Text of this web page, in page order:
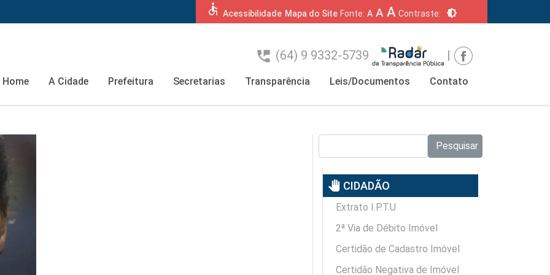
accessible Acessibilidade Mapa do Site Fonte: A A A Contraste: brightness_6
perm_phone_msg (64) 9 9332-5739 |
Home A Cidade Prefeitura Secretarias Transparência Leis/Documentos Contato
Pesquisar
pan_tool CIDADÃO
Extrato I.P.T.U
2ª Via de Débito Imóvel
Certidão de Cadastro Imóvel
Certidão Negativa de Imóvel